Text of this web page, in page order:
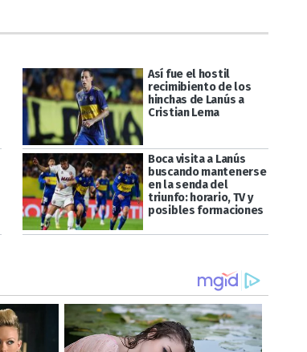
Así fue el hostil
recimibiento de los
hinchas de Lanús a
Cristian Lema
Boca visita a Lanús
buscando mantenerse
en la senda del
triunfo: horario, TV y
posibles formaciones